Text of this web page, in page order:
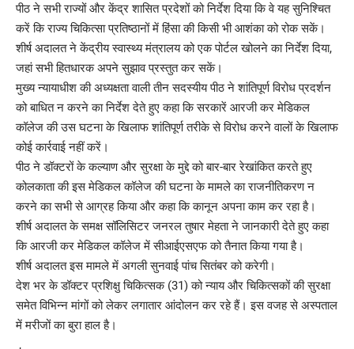
पीठ ने सभी राज्यों और केंद्र शासित प्रदेशों को निर्देश दिया कि वे यह सुनिश्चित
करें कि राज्य चिकित्सा प्रतिष्ठानों में हिंसा की किसी भी आशंका को रोक सकें।
शीर्ष अदालत ने केंद्रीय स्वास्थ्य मंत्रालय को एक पोर्टल खोलने का निर्देश दिया,
जहां सभी हितधारक अपने सुझाव प्रस्तुत कर सकें।
मुख्य न्यायाधीश की अध्यक्षता वाली तीन सदस्यीय पीठ ने शांतिपूर्ण विरोध प्रदर्शन
को बाधित न करने का निर्देश देते हुए कहा कि सरकारें आरजी कर मेडिकल
कॉलेज की उस घटना के खिलाफ शांतिपूर्ण तरीके से विरोध करने वालों के खिलाफ
कोई कार्रवाई नहीं करें।
पीठ ने डॉक्टरों के कल्याण और सुरक्षा के मुद्दे को बार-बार रेखांकित करते हुए
कोलकाता की इस मेडिकल कॉलेज की घटना के मामले का राजनीतिकरण न
करने का सभी से आग्रह किया और कहा कि कानून अपना काम कर रहा है।
शीर्ष अदालत के समक्ष सॉलिसिटर जनरल तुषार मेहता ने जानकारी देते हुए कहा
कि आरजी कर मेडिकल कॉलेज में सीआईएसएफ को तैनात किया गया है।
शीर्ष अदालत इस मामले में अगली सुनवाई पांच सितंबर को करेगी।
देश भर के डॉक्टर प्रशिक्षु चिकित्सक (31) को न्याय और चिकित्सकों की सुरक्षा
समेत विभिन्न मांगों को लेकर लगातार आंदोलन कर रहे हैं। इस वजह से अस्पताल
में मरीजों का बुरा हाल है।
,